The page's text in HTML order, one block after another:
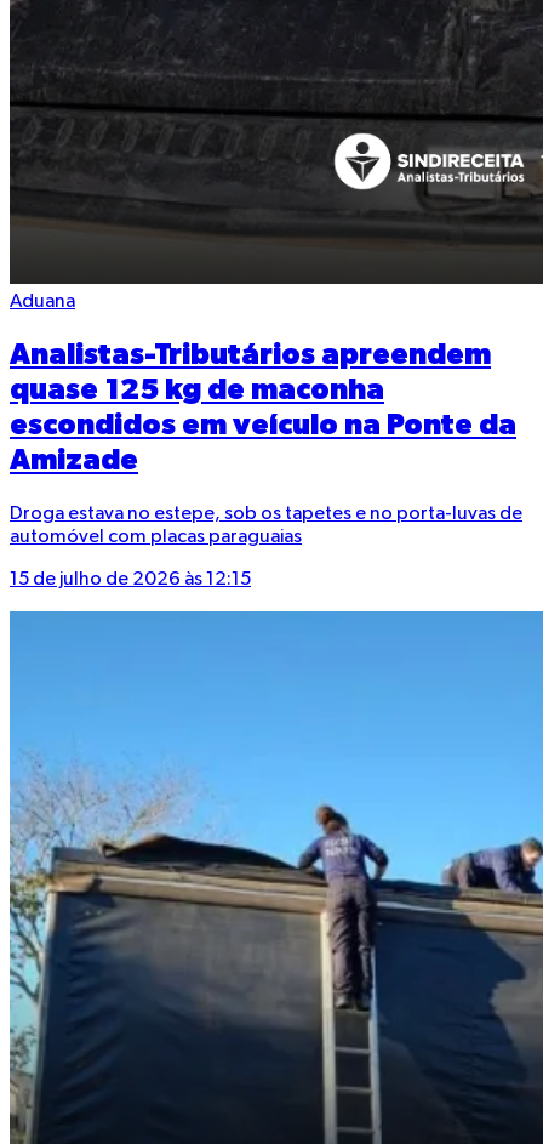
Aduana
Analistas-Tributários apreendem
quase 125 kg de maconha
escondidos em veículo na Ponte da
Amizade
Droga estava no estepe, sob os tapetes e no porta-luvas de
automóvel com placas paraguaias
15 de julho de 2026 às 12:15